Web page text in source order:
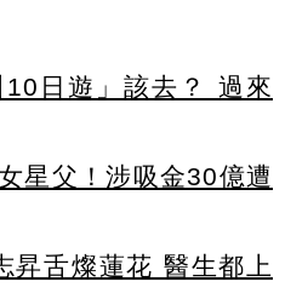
日遊」該去？ 過來
星父！涉吸金30億遭
昇舌燦蓮花 醫生都上